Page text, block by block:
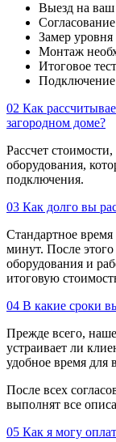
Выезд на ваш
Замер уровня
Монтаж
Итоговое
Подключение
02 Как
загородном доме?
Рассчет
оборудования,
подключения.
03 Как долго вы
Стандартное время
минут. После
оборудования и
итоговую
04 В какие сроки
Прежде всего,
устраивает ли
удобное время для
После всех
выполнят все
05 Как я могу